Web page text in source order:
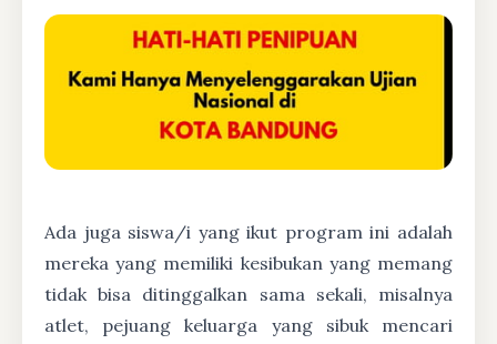
Ada juga siswa/i yang ikut program ini adalah
mereka yang memiliki kesibukan yang memang
tidak bisa ditinggalkan sama sekali, misalnya
atlet, pejuang keluarga yang sibuk mencari